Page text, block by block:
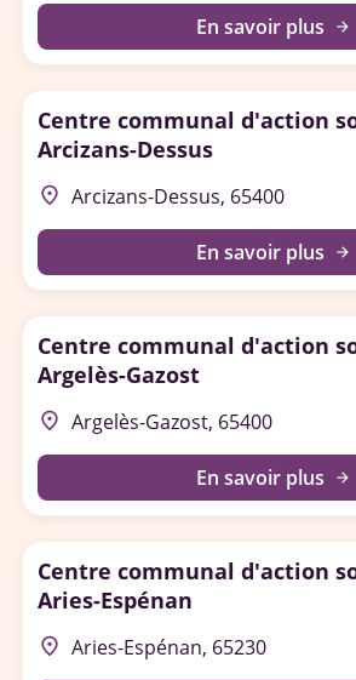
En savoir plus arrow_forward
Centre communal d'action
Arcizans-Dessus
place Arcizans-Dessus, 65400
En savoir plus arrow_forward
Centre communal d'action
Argelès-Gazost
place Argelès-Gazost, 65400
En savoir plus arrow_forward
Centre communal d'action
Aries-Espénan
place Aries-Espénan, 65230